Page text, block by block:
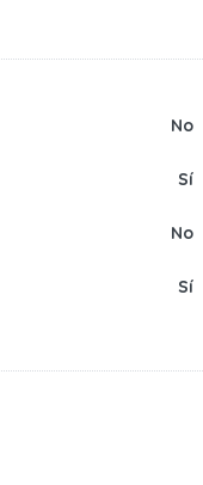
No
Sí
No
Sí